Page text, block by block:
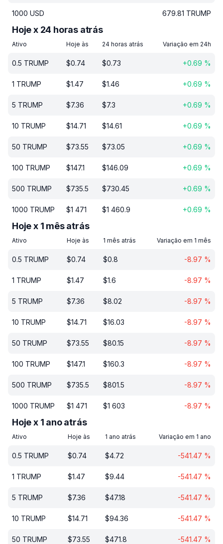
1000 USD 679.81 TRUMP
Hoje x 24 horas atrás
Ativo Hoje às 24 horas atrás Variação em 24h
0.5 TRUMP $0.74 $0.73 +0.69 %
1 TRUMP $1.47 $1.46 +0.69 %
5 TRUMP $7.36 $7.3 +0.69 %
10 TRUMP $14.71 $14.61 +0.69 %
50 TRUMP $73.55 $73.05 +0.69 %
100 TRUMP $147.1 $146.09 +0.69 %
500 TRUMP $735.5 $730.45 +0.69 %
1000 TRUMP $1 471 $1 460.9 +0.69 %
Hoje x 1 mês atrás
Ativo Hoje às 1 mês atrás Variação em 1 mês
0.5 TRUMP $0.74 $0.8 -8.97 %
1 TRUMP $1.47 $1.6 -8.97 %
5 TRUMP $7.36 $8.02 -8.97 %
10 TRUMP $14.71 $16.03 -8.97 %
50 TRUMP $73.55 $80.15 -8.97 %
100 TRUMP $147.1 $160.3 -8.97 %
500 TRUMP $735.5 $801.5 -8.97 %
1000 TRUMP $1 471 $1 603 -8.97 %
Hoje x 1 ano atrás
Ativo Hoje às 1 ano atrás Variação em 1 ano
0.5 TRUMP $0.74 $4.72 -541.47 %
1 TRUMP $1.47 $9.44 -541.47 %
5 TRUMP $7.36 $47.18 -541.47 %
10 TRUMP $14.71 $94.36 -541.47 %
50 TRUMP $73.55 $471.8 -541.47 %